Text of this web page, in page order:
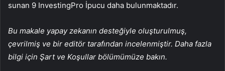
sunan 9 InvestingPro İpucu daha bulunmaktadır.
Bu makale yapay zekanın desteğiyle oluşturulmuş,
çevrilmiş ve bir editör tarafından incelenmiştir. Daha fazla
bilgi için Şart ve Koşullar bölümümüze bakın.